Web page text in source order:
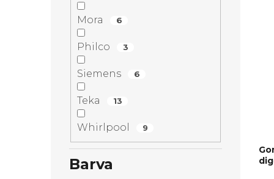
Mora 6
Philco 3
Siemens 6
Teka 13
Whirlpool 9
Barva